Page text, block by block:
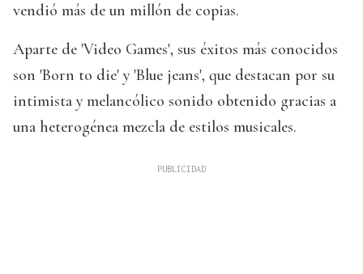
vendió más de un millón de copias.
Aparte de 'Video Games', sus éxitos más conocidos
son 'Born to die' y 'Blue jeans', que destacan por su
intimista y melancólico sonido obtenido gracias a
una heterogénea mezcla de estilos musicales.